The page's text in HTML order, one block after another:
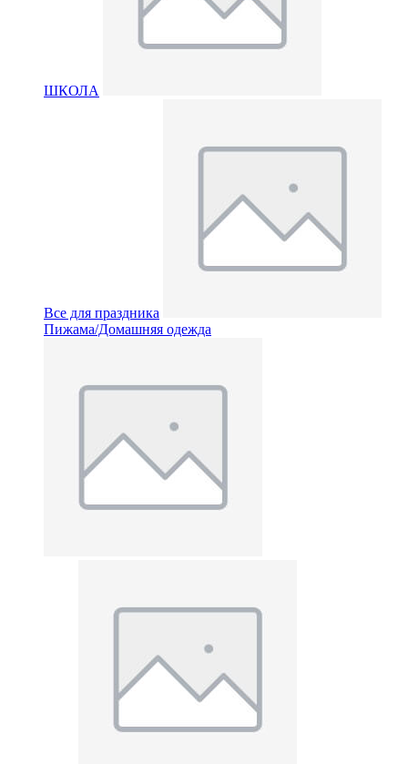
ШКОЛА
Все для праздника
Пижама/Домашняя одежда